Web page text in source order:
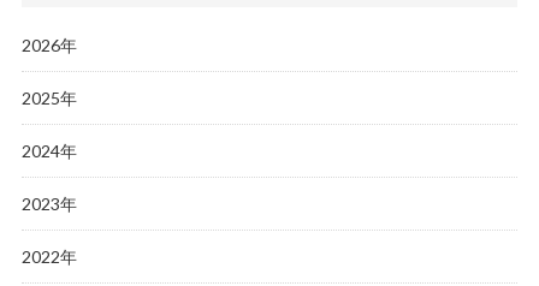
2026年
2025年
2024年
2023年
2022年